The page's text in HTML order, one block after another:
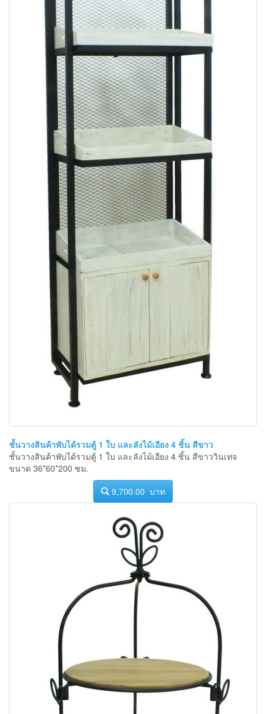
ชั้นวางสินค้าพับได้รวมตู้ 1 ใบ และลังไม้เอียง 4 ชิ้น สีขาว
ชั้นวางสินค้าพับได้รวมตู้ 1 ใบ และลังไม้เอียง 4 ชิ้น สีขาววินเทจ
ขนาด 36*60*200 ซม.
9,700.00 บาท